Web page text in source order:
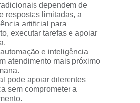
dependem de
respostas limitadas, a
artificial para
executar tarefas e apoiar
e inteligência
atendimento mais próximo
pode apoiar diferentes
sem comprometer a